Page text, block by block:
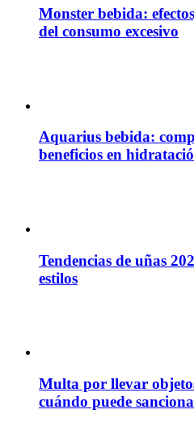
Monster bebida:
del consumo excesivo
Aquarius bebida:
beneficios en
Tendencias de uñas
estilos
Multa por llevar
cuándo puede